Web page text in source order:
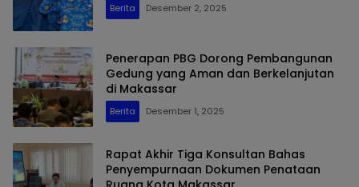
Berita Desember 2, 2025
Penerapan PBG Dorong Pembangunan
Gedung yang Aman dan Berkelanjutan
di Makassar
Berita Desember 1, 2025
Rapat Akhir Tiga Konsultan Bahas
Penyempurnaan Dokumen Penataan